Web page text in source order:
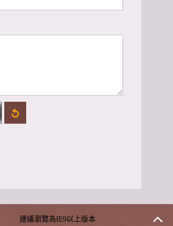
建議瀏覽為IE9以上版本